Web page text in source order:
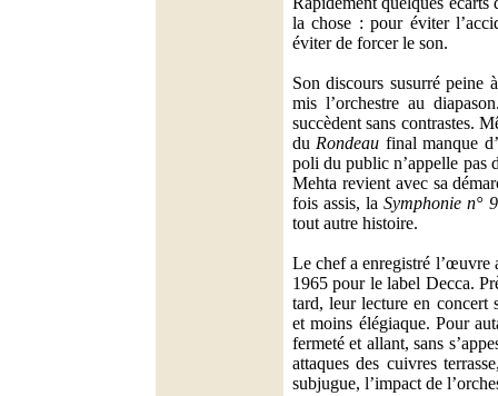
la chose : pour éviter
éviter de forcer le son.
Son discours susurré peine
mis l’orchestre au
succèdent sans contrastes.
du Rondeau final manque
poli du public n’appelle pas
Mehta revient avec sa
fois assis, laSymphonie n° 9
tout autre histoire.
Le chef a enregistré l’œuvre
1965 pour le label Decca.
tard, leur lecture en concert
et moins élégiaque. Pour
fermeté et allant, sans
attaques des cuivres
subjugue, l’impact de